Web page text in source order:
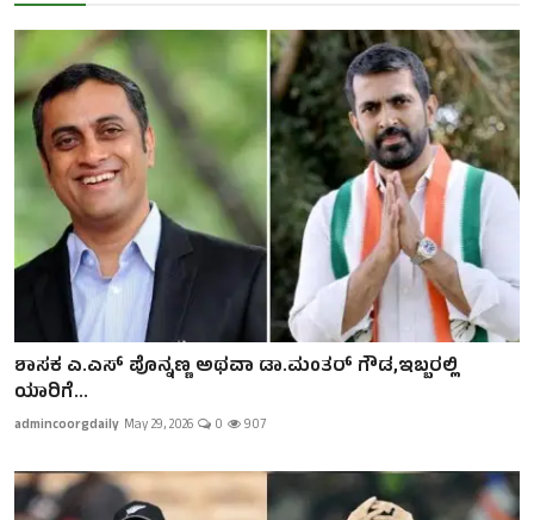
ಶಾಸಕ ಎ.ಎಸ್ ಪೊನ್ನಣ್ಣ ಅಥವಾ ಡಾ.ಮಂತರ್ ಗೌಡ,ಇಬ್ಬರಲ್ಲಿ
ಯಾರಿಗೆ...
admincoorgdaily May 29, 2026 0 907